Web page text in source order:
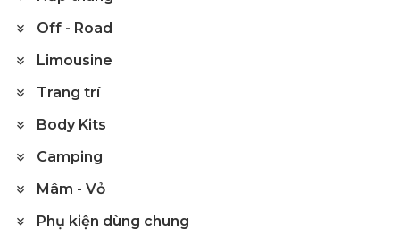
Off - Road
Limousine
Trang trí
Body Kits
Camping
Mâm - Vỏ
Phụ kiện dùng chung